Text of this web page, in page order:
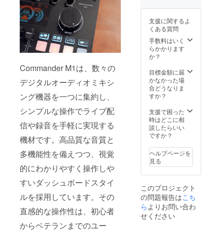
Commander M1は、数々の
デジタルオーディオミキシ
ング機器を一つに集約し、
シンプルな操作でライブ配
信や録音を手軽に実現する
機材です。高品質な音質と
多機能性を備えつつ、視覚
的にわかりやすく操作しや
すいダッシュボードスタイ
ルを採用しています。その
直感的な操作性は、初心者
からベテランまでのユー
状況、
使用部
材の供
給状
況、製
造工程
より出
荷時期
が遅れ
ます。
価格が
販売予
定価格
より下
がる可
能性も
※デザイ
ン・仕
様は変
性もご
ざいま
す。ご
了承く
い。 ※
ご注文
状況、
使用部
給状
況、製
造工程
上の都
合等に
体と合
お買い
求めく
ださ
い。 ※
皆様の
により
量産効
率が向
上した
正規販
売価格
が販売
予定価
下がる
可能性
もござ
いま
デザイ
ン・仕
様は変
更にな
る可能
支援に関するよ
くある質問
手数料はいく
らかかります
か？
目標金額に届
かなかった場
合どうなりま
すか？
支援で困った
時はどこに相
談したらいい
ですか？
ヘルプページを
見る
このプロジェクト
の問題報告はこち
ら よりお問い合わ
せください